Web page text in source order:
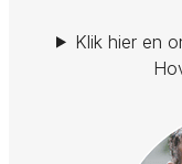
Klik hier en